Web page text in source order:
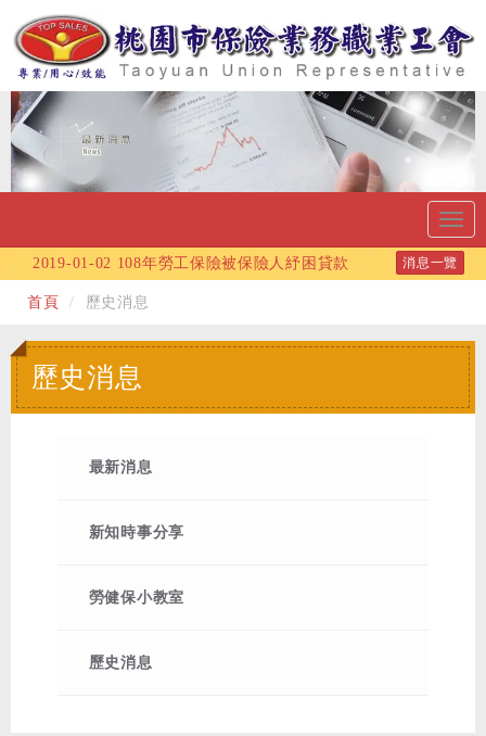
2019-01-02 108年勞工保險被保險人紓困貸款
開辦了！
劃及交通事故理賠實務研習會※
2018-12-11106學年度會員及子女獎學金錄取
2018-11-26108年起保險工會勞健保投保薪資
2018-10-29108年1月1日起，勞保普通事故保
炊登山健行活動改至107/9/23(日)舉行
消息一覽
首頁 歷史消息
歷史消息
最新消息
新知時事分享
勞健保小教室
歷史消息